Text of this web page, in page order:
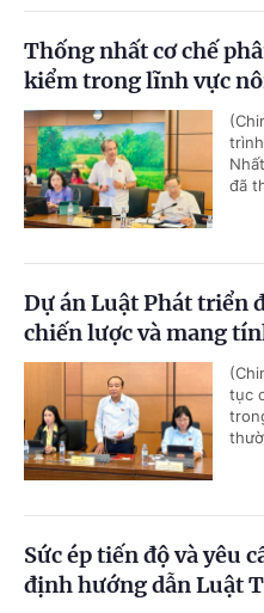
Thống nhất cơ chế
kiểm trong lĩnh vực
đã
Dự án Luật Phát triển
chiến lược và mang
tục
Sức ép tiến độ và yêu
định hướng dẫn Luật